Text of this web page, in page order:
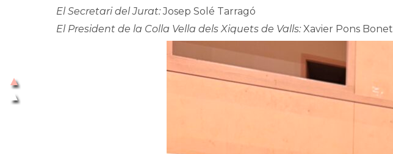
El Secretari del Jurat:Josep Solé Tarragó
El President de la Colla Vella dels Xiquets de Valls: Xavier Pons Bonet